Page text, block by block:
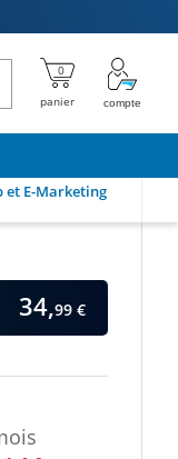
et E-Marketing
34,99 €